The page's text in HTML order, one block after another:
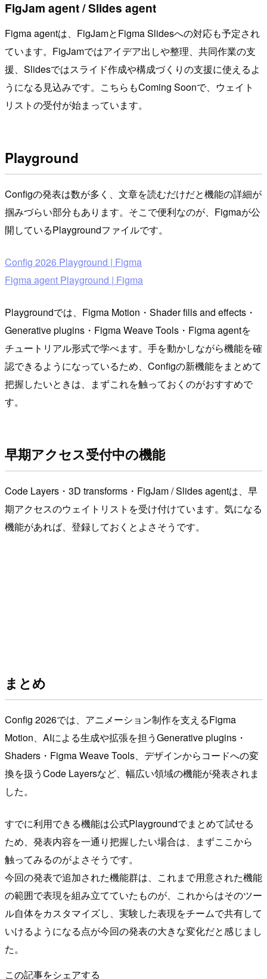
FigJam agent / Slides agent
Figma agentは、FigJamとFigma Slidesへの対応も予定され
ています。FigJamではアイデア出しや整理、共同作業の支
援、Slidesではスライド作成や構成づくりの支援に使えるよ
うになる見込みです。こちらもComing Soonで、ウェイト
リストの受付が始まっています。
Playground
Configの発表は数が多く、文章を読むだけだと機能の詳細が
掴みづらい部分もあります。そこで便利なのが、Figmaが公
開しているPlaygroundファイルです。
Config 2026 Playground | Figma
Figma agent Playground | Figma
Playgroundでは、Figma Motion・Shader fills and effects・
Generative plugins・Figma Weave Tools・Figma agentを
チュートリアル形式で学べます。手を動かしながら機能を確
認できるようになっているため、Configの新機能をまとめて
把握したいときは、まずこれを触っておくのがおすすめで
す。
早期アクセス受付中の機能
Code Layers・3D transforms・FigJam / Slides agentは、早
期アクセスのウェイトリストを受け付けています。気になる
機能があれば、登録しておくとよさそうです。
まとめ
Config 2026では、アニメーション制作を支えるFigma
Motion、AIによる生成や拡張を担うGenerative plugins・
Shaders・Figma Weave Tools、デザインからコードへの変
換を扱うCode Layersなど、幅広い領域の機能が発表されま
した。
すでに利用できる機能は公式Playgroundでまとめて試せる
ため、発表内容を一通り把握したい場合は、まずここから
触ってみるのがよさそうです。
今回の発表で追加された機能群は、これまで用意された機能
の範囲で表現を組み立てていたものが、これからはそのツー
ル自体をカスタマイズし、実験した表現をチームで共有して
いけるようになる点が今回の発表の大きな変化だと感じまし
た。
この記事をシェアする